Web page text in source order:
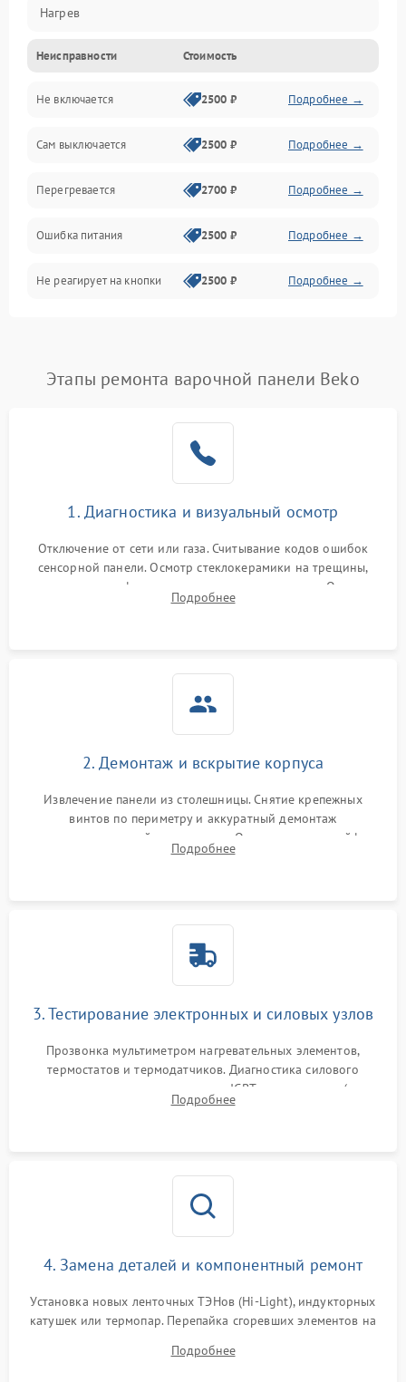
Нагрев
Неисправности Стоимость
Не включается 2500 ₽ Подробнее →
Сам выключается 2500 ₽ Подробнее →
Перегревается 2700 ₽ Подробнее →
Ошибка питания 2500 ₽ Подробнее →
Не реагирует на кнопки 2500 ₽ Подробнее →
Этапы ремонта варочной панели Beko
1. Диагностика и визуальный осмотр
Отключение от сети или газа. Считывание кодов ошибок
сенсорной панели. Осмотр стеклокерамики на трещины,
проверка конфорок на равномерность нагрева. Опрос
клиента о симптомах (не включается, не видит посуду,
Подробнее
2. Демонтаж и вскрытие корпуса
Извлечение панели из столешницы. Снятие крепежных
винтов по периметру и аккуратный демонтаж
стеклокерамической поверхности. Отсоединение шлейфов
сенсорного блока для доступа к силовым платам, катушкам
Подробнее
3. Тестирование электронных и силовых узлов
Прозвонка мультиметром нагревательных элементов,
термостатов и термодатчиков. Диагностика силового
модуля, реле, диодных мостов и IGBT-транзисторов (для
индукции). Проверка кранов и газ-контроля (для газовых
Подробнее
4. Замена деталей и компонентный ремонт
Установка новых ленточных ТЭНов (Hi-Light), индукторных
катушек или термопар. Перепайка сгоревших элементов на
дорожек. Очистка контактов и замена поврежденной
Подробнее